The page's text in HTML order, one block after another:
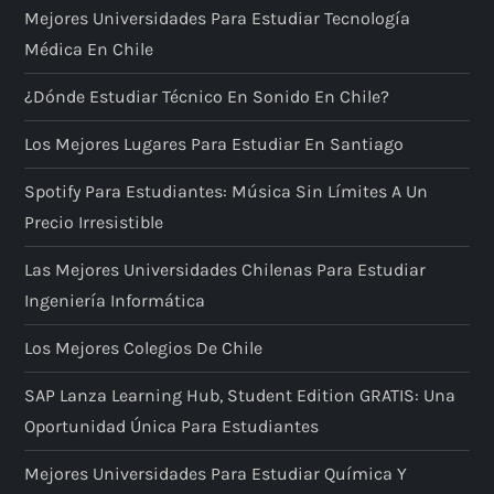
ó
n
d
e
e
n
t
r
a
d
Mejores Universidades Para Estudiar Tecnología
Médica En Chile
¿Dónde Estudiar Técnico En Sonido En Chile?
Los Mejores Lugares Para Estudiar En Santiago
Spotify Para Estudiantes: Música Sin Límites A Un
Precio Irresistible
Las Mejores Universidades Chilenas Para Estudiar
Ingeniería Informática
Los Mejores Colegios De Chile
SAP Lanza Learning Hub, Student Edition GRATIS: Una
Oportunidad Única Para Estudiantes
Mejores Universidades Para Estudiar Química Y